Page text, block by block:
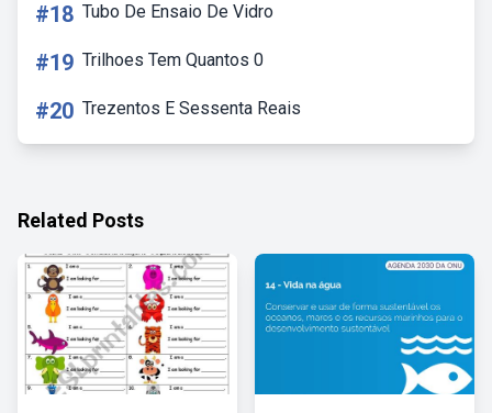
#18 Tubo De Ensaio De Vidro
#19 Trilhoes Tem Quantos 0
#20 Trezentos E Sessenta Reais
Related Posts